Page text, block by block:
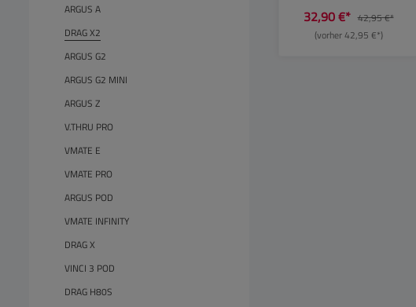
ARGUS A
DRAG X2
ARGUS G2
ARGUS G2 MINI
ARGUS Z
V.THRU PRO
VMATE E
VMATE PRO
ARGUS POD
VMATE INFINITY
DRAG X
VINCI 3 POD
DRAG H80S
32,90 €* 42,95 €*
(vorher 42,95 €*)